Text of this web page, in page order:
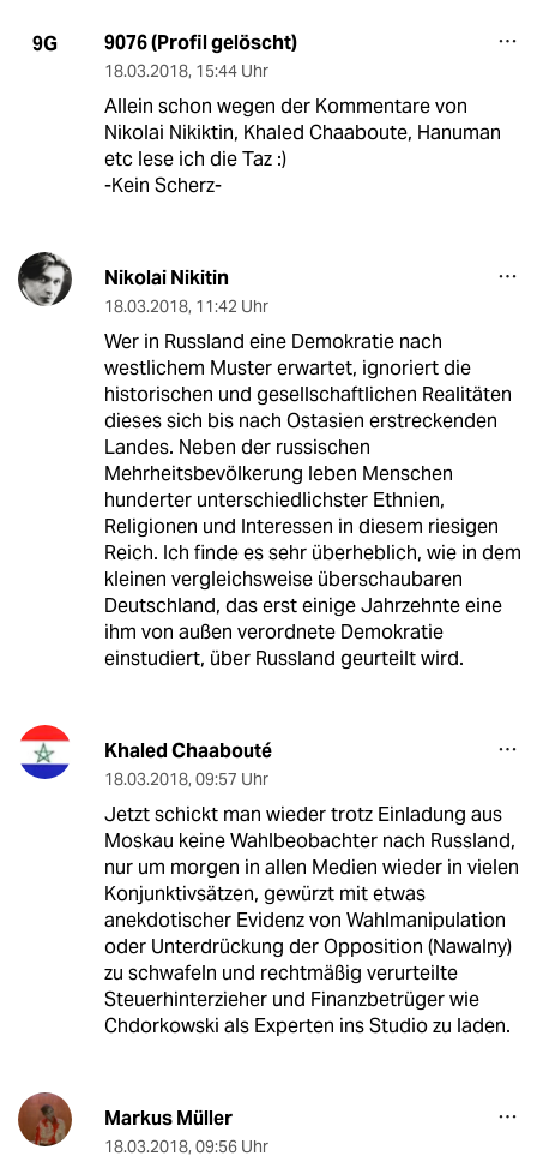
9G 9076 (Profil gelöscht)
18.03.2018, 15:44 Uhr
Allein schon wegen der Kommentare von
Nikolai Nikiktin, Khaled Chaaboute, Hanuman
etc lese ich die Taz :)
-Kein Scherz-
Nikolai Nikitin
18.03.2018, 11:42 Uhr
Wer in Russland eine Demokratie nach
westlichem Muster erwartet, ignoriert die
historischen und gesellschaftlichen Realitäten
dieses sich bis nach Ostasien erstreckenden
Landes. Neben der russischen
Mehrheitsbevölkerung leben Menschen
hunderter unterschiedlichster Ethnien,
Religionen und Interessen in diesem riesigen
Reich. Ich finde es sehr überheblich, wie in dem
kleinen vergleichsweise überschaubaren
Deutschland, das erst einige Jahrzehnte eine
ihm von außen verordnete Demokratie
einstudiert, über Russland geurteilt wird.
Khaled Chaabouté
18.03.2018, 09:57 Uhr
Jetzt schickt man wieder trotz Einladung aus
Moskau keine Wahlbeobachter nach Russland,
nur um morgen in allen Medien wieder in vielen
Konjunktivsätzen, gewürzt mit etwas
anekdotischer Evidenz von Wahlmanipulation
oder Unterdrückung der Opposition (Nawalny)
zu schwafeln und rechtmäßig verurteilte
Steuerhinterzieher und Finanzbetrüger wie
Chdorkowski als Experten ins Studio zu laden.
Markus Müller
18.03.2018, 09:56 Uhr